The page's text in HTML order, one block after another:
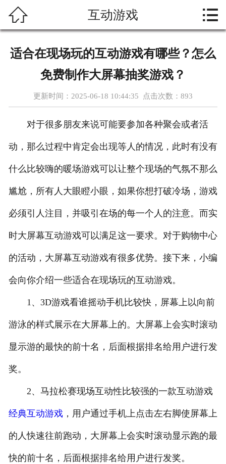
热门游戏
新闻资讯
游戏展示
在线留言
人才招聘
功能介绍
 互动游戏 
适合在现场玩的互动游戏有哪些？怎么
免费制作大屏幕抽奖游戏？
更新时间：2025-06-18 10:44:35 点击次数： 893
对于很多朋友来说可能要参加各种聚会或者活
动，那么过程中肯定会出现等人的情况，此时有没有
什么比较嗨的暖场游戏可以让整个现场的气氛不那么
尴尬，所有人大眼瞪小眼，如果你想打破冷场，游戏
必须引人注目，并吸引在场的每一个人的注意。而实
时大屏幕互动游戏可以满足这一要求。对于购物中心
的活动，大屏幕互动游戏有很多优势。接下来，小编
会向你介绍一些适合在现场玩的互动游戏。
1、3D游戏看谁摇动手机比较快，屏幕上以向前
游泳的样式展示在大屏幕上的。大屏幕上会实时滚动
显示游的最快的前十名，后面根据排名给用户进行发
奖。
2、马拉松赛现场互动性比较强的一款互动游戏
经典互动游戏 ，用户通过手机上点击左右脚使屏幕上
的人快速往前跑动，大屏幕上会实时滚动显示跑的最
快的前十名，后面根据排名给用户进行发奖。